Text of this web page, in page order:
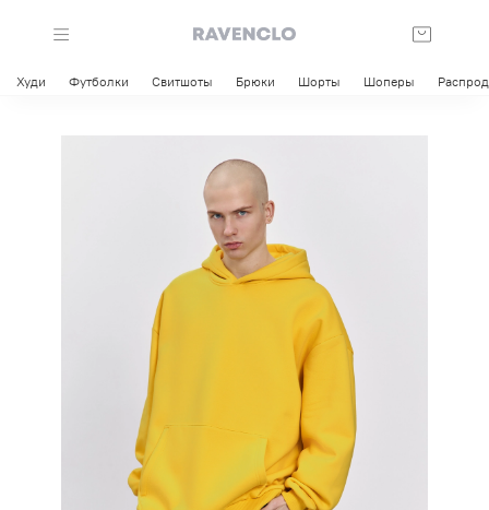
Худи Футболки Свитшоты Брюки Шорты Шоперы